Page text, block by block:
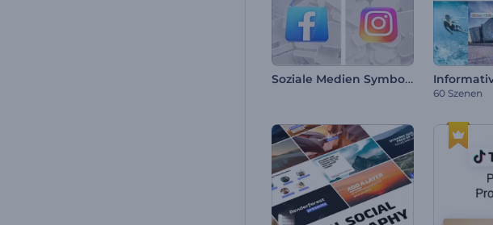
Soziale Medien Symbole-Intro
60 Szenen